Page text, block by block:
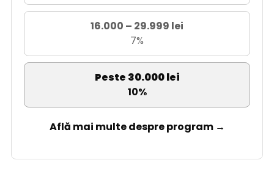
16.000 – 29.999 lei
7%
Peste 30.000 lei
10%
Află mai multe despre program →